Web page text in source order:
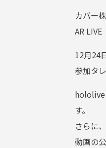
カバー
AR
12月24
参加タ
hololive
す。
さらに
動画の